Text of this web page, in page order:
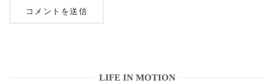
LIFE IN MOTION